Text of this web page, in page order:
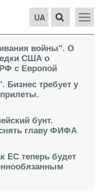
UA
войны". О
США о
с Европой
Бизнес требует у
бунт.
главу ФИФА
ЕС теперь будет